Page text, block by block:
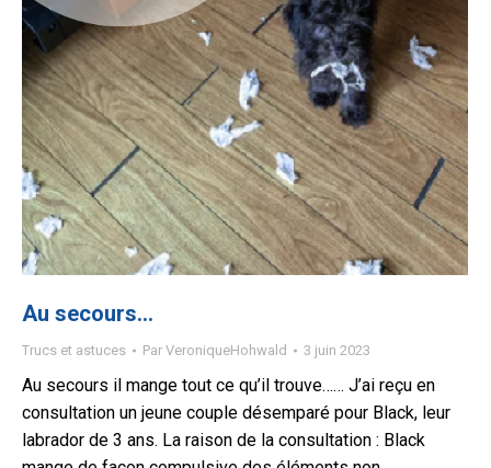
Au secours…
Trucs et astuces Par VeroniqueHohwald 3 juin 2023
Au secours il mange tout ce qu’il trouve…… J’ai reçu en
consultation un jeune couple désemparé pour Black, leur
labrador de 3 ans. La raison de la consultation : Black